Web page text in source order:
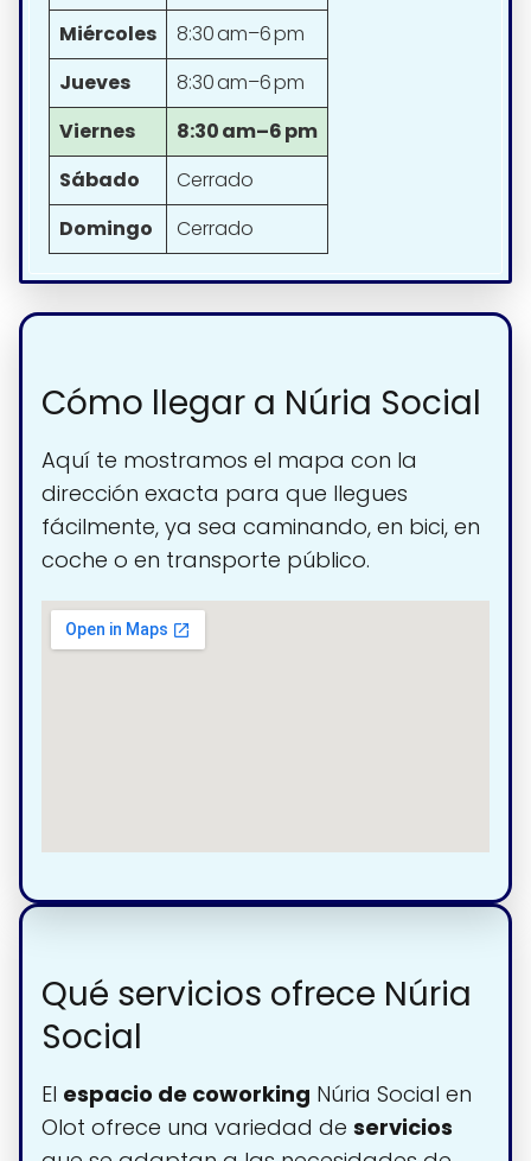
Miércoles
8:30 am–6 pm
Jueves
8:30 am–6 pm
Viernes
8:30 am–6 pm
Sábado
Cerrado
Domingo
Cerrado
Cómo llegar a Núria Social
Aquí te mostramos el mapa con la
dirección exacta para que llegues
fácilmente, ya sea caminando, en bici, en
coche o en transporte público.
Qué servicios ofrece Núria
Social
El espacio de coworking Núria Social en
Olot ofrece una variedad de servicios